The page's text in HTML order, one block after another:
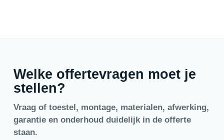
Welke offertevragen moet je
stellen?
Vraag of toestel, montage, materialen, afwerking,
garantie en onderhoud duidelijk in de offerte
staan.